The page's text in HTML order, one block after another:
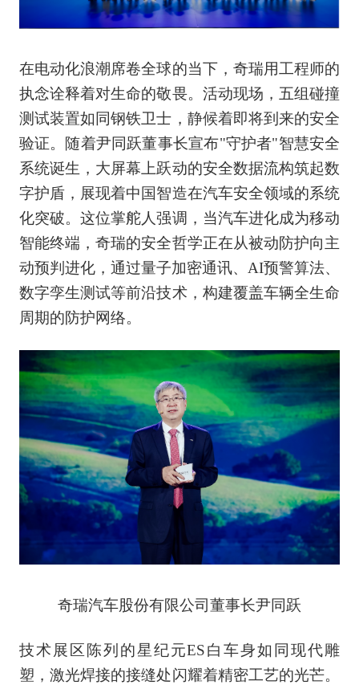
在电动化浪潮席卷全球的当下，奇瑞用工程师的
执念诠释着对生命的敬畏。活动现场，五组碰撞
测试装置如同钢铁卫士，静候着即将到来的安全
验证。随着尹同跃董事长宣布"守护者"智慧安全
系统诞生，大屏幕上跃动的安全数据流构筑起数
字护盾，展现着中国智造在汽车安全领域的系统
化突破。这位掌舵人强调，当汽车进化成为移动
智能终端，奇瑞的安全哲学正在从被动防护向主
动预判进化，通过量子加密通讯、AI预警算法、
数字孪生测试等前沿技术，构建覆盖车辆全生命
周期的防护网络。
奇瑞汽车股份有限公司董事长尹同跃
技术展区陈列的星纪元ES白车身如同现代雕
塑，激光焊接的接缝处闪耀着精密工艺的光芒。